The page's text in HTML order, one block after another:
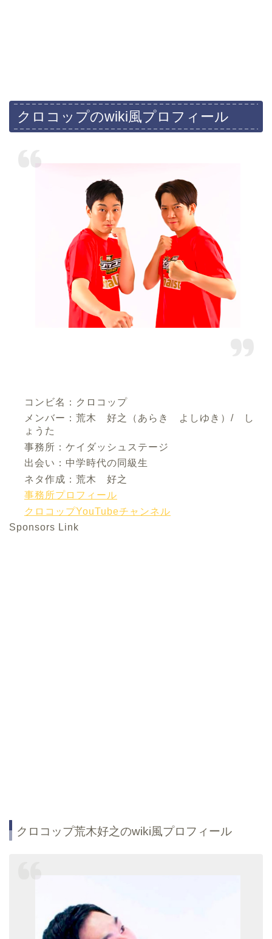
クロコップのwiki風プロフィール
コンビ名：クロコップ
メンバー：荒木 好之（あらき よしゆき）/ し
ょうた
事務所：ケイダッシュステージ
出会い：中学時代の同級生
ネタ作成：荒木 好之
事務所プロフィール
クロコップYouTubeチャンネル
Sponsors Link
クロコップ荒木好之のwiki風プロフィール